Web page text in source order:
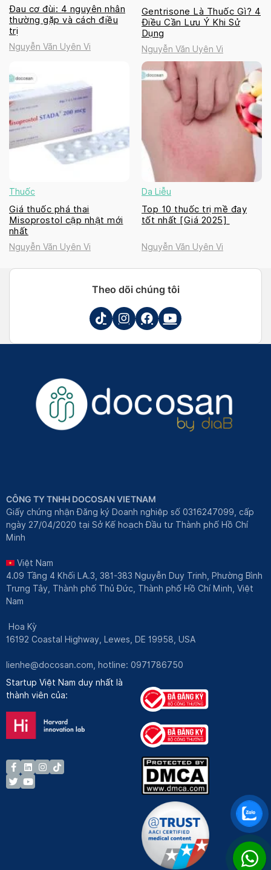
Đau cơ đùi: 4 nguyên nhân
thường gặp và cách điều
trị
Nguyễn Văn Uyên Vi
Gentrisone Là Thuốc Gì? 4
Điều Cần Lưu Ý Khi Sử
Dụng
Nguyễn Văn Uyên Vi
Thuốc
Giá thuốc phá thai
Misoprostol cập nhật mới
nhất
Nguyễn Văn Uyên Vi
Da Liễu
Top 10 thuốc trị mề đay
tốt nhất [Giá 2025]
Nguyễn Văn Uyên Vi
Theo dõi chúng tôi
CÔNG TY TNHH DOCOSAN VIETNAM
Giấy chứng nhận Đăng ký Doanh nghiệp số 0316247099, cấp
ngày 27/04/2020 tại Sở Kế hoạch Đầu tư Thành phố Hồ Chí
Minh
Việt Nam
4.09 Tầng 4 Khối LA.3, 381-383 Nguyễn Duy Trinh, Phường Bình
Trưng Tây, Thành phố Thủ Đức, Thành phố Hồ Chí Minh, Việt
Nam
Hoa Kỳ
16192 Coastal Highway, Lewes, DE 19958, USA
lienhe@docosan.com , hotline: 0971786750
Startup Việt Nam duy nhất là
thành viên của: